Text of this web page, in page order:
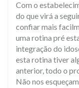
Com o
do que virá a
confiar mais
uma rotina pré
integração do
esta rotina tiver
anterior, todo o
Não nos